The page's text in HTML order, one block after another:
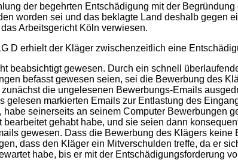
begehrten Entschädigung mit der Begründung
worden sei und das beklagte Land deshalb gegen
Arbeitsgericht Köln verwiesen.
der Kläger zwischenzeitlich eine
gewesen. Durch ein schnell
befasst gewesen seien, sei die Bewerbung des
die ungelesenen Bewerbungs-Emails
markierten Emails zur Entlastung des
seinerseits an seinem Computer Bewerbungen
gehabt habe, und sie seien dann
gewesen. Dass die Bewerbung des Klägers keine
dass den Kläger ein Mitverschulden treffe, da er
habe, bis er mit der Entschädigungsforderung